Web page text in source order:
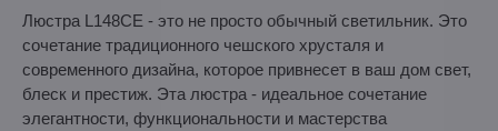
Люстра L148CE - это не просто обычный светильник. Это
сочетание традиционного чешского хрусталя и
современного дизайна, которое привнесет в ваш дом свет,
блеск и престиж. Эта люстра - идеальное сочетание
элегантности, функциональности и мастерства